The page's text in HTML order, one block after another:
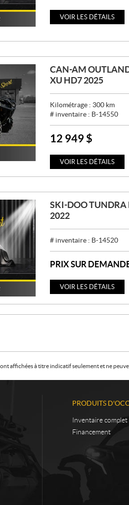
VOIR LES DÉTAILS
CAN-AM
XU HD7 2025
Kilométrage : 300 km
# inventaire : B-14550
P
X
:
12 949 $
VOIR LES DÉTAILS
SKI-DOO TUNDRA
2022
# inventaire : B-14520
PRIX SUR
VOIR LES DÉTAILS
sont affichées à titre indicatif seulement et ne
PRODUITS
Inventaire complet
Financement